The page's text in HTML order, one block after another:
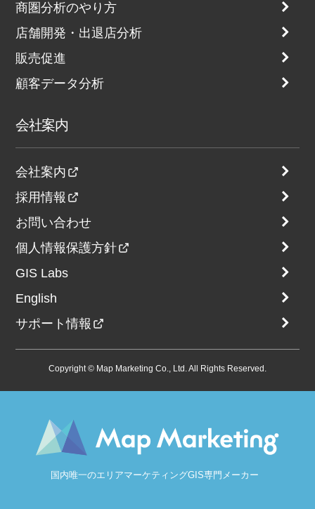
国内唯一のエリアマーケティングGIS専門メーカー
商圏分析のやり方
店舗開発・出退店分析
販売促進
顧客データ分析
会社案内
会社案内
採用情報
お問い合わせ
個人情報保護方針
GIS Labs
English
サポート情報
Copyright © Map Marketing Co., Ltd. All Rights Reserved.